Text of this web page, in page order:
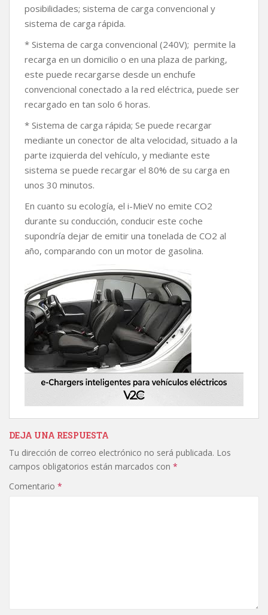
posibilidades; sistema de carga convencional y
sistema de carga rápida.
* Sistema de carga convencional (240V); permite la
recarga en un domicilio o en una plaza de parking,
este puede recargarse desde un enchufe
convencional conectado a la red eléctrica, puede ser
recargado en tan solo 6 horas.
* Sistema de carga rápida; Se puede recargar
mediante un conector de alta velocidad, situado a la
parte izquierda del vehículo, y mediante este
sistema se puede recargar el 80% de su carga en
unos 30 minutos.
En cuanto su ecología, el i-MieV no emite CO2
durante su conducción, conducir este coche
supondría dejar de emitir una tonelada de CO2 al
año, comparando con un motor de gasolina.
DEJA UNA RESPUESTA
Tu dirección de correo electrónico no será publicada. Los
campos obligatorios están marcados con *
Comentario *